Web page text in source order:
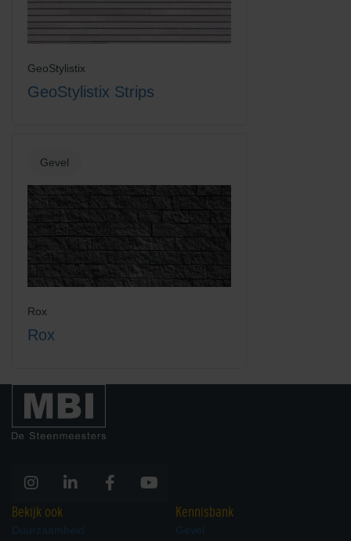
GeoStylistix
GeoStylistix Strips
Gevel
Rox
Rox
Bekijk ook
Duurzaamheid
Kennisbank
Gevel